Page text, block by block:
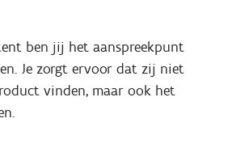
ben jij het aanspreekpunt
Je zorgt ervoor dat zij niet
vinden, maar ook het